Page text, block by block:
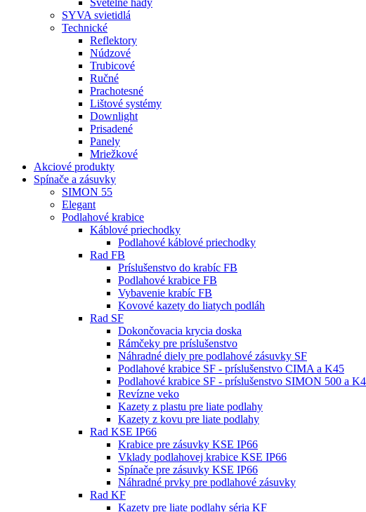
Svetelné hady
SYVA svietidlá
Technické
Reflektory
Núdzové
Trubicové
Ručné
Prachotesné
Lištové systémy
Downlight
Prisadené
Panely
Mriežkové
Akciové produkty
Spínače a zásuvky
SIMON 55
Elegant
Podlahové krabice
Káblové priechodky
Podlahové káblové priechodky
Rad FB
Príslušenstvo do krabíc FB
Podlahové krabice FB
Vybavenie krabíc FB
Kovové kazety do liatych podláh
Rad SF
Dokončovacia krycia doska
Rámčeky pre príslušenstvo
Náhradné diely pre podlahové zásuvky SF
Podlahové krabice SF - príslušenstvo CIMA a K45
Podlahové krabice SF - príslušenstvo SIMON 500 a
Revízne veko
Kazety z plastu pre liate podlahy
Kazety z kovu pre liate podlahy
Rad KSE IP66
Krabice pre zásuvky KSE IP66
Vklady podlahovej krabice KSE IP66
Spínače pre zásuvky KSE IP66
Náhradné prvky pre podlahové zásuvky
Rad KF
Kazety pre liate podlahy séria KF